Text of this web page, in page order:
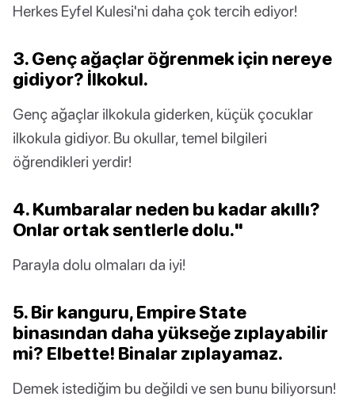
Herkes Eyfel Kulesi'ni daha çok tercih ediyor!
3. Genç ağaçlar öğrenmek için nereye
gidiyor? İlkokul.
Genç ağaçlar ilkokula giderken, küçük çocuklar
ilkokula gidiyor. Bu okullar, temel bilgileri
öğrendikleri yerdir!
4. Kumbaralar neden bu kadar akıllı?
Onlar ortak sentlerle dolu."
Parayla dolu olmaları da iyi!
5. Bir kanguru, Empire State
binasından daha yükseğe zıplayabilir
mi? Elbette! Binalar zıplayamaz.
Demek istediğim bu değildi ve sen bunu biliyorsun!